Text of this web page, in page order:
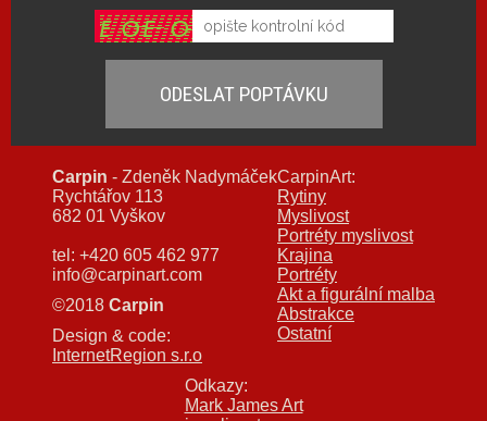
Carpin - Zdeněk Nadymáček
Rychtářov 113
682 01 Vyškov
tel: +420 605 462 977
info@carpinart.com
©2018 Carpin
Design & code:
InternetRegion s.r.o
CarpinArt:
Rytiny
Myslivost
Portréty myslivost
Krajina
Portréty
Akt a figurální malba
Abstrakce
Ostatní
Odkazy:
Mark James Art